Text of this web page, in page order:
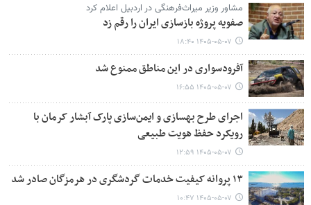
مشاور وزیر میراث‌فرهنگی در اردبیل اعلام کرد
صفویه پروژه بازسازی ایران را رقم زد
۱۴۰۵-۰۵-۰۷ ۱۸:۴۰
آفرودسواری در این مناطق ممنوع شد
۱۴۰۵-۰۵-۰۷ ۱۶:۵۵
اجرای طرح بهسازی و ایمن‌سازی پارک آبشار کرمان با
رویکرد حفظ هویت طبیعی
۱۴۰۵-۰۵-۰۷ ۱۲:۵۹
۱۳ پروانه کیفیت خدمات گردشگری در هرمزگان صادر شد
۱۴۰۵-۰۵-۰۷ ۱۰:۴۷